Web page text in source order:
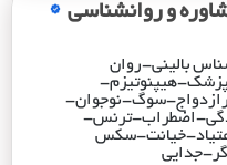
و روانشناسی
بالینی-روان
هیپنوتیزم-
سوگ-نوجوان-
اضطراب-ترنس-
خیانت-سکس
جدایی